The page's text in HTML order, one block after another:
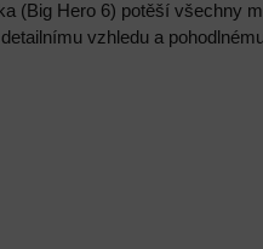
(Big Hero 6) potěší všechny
vzhledu a